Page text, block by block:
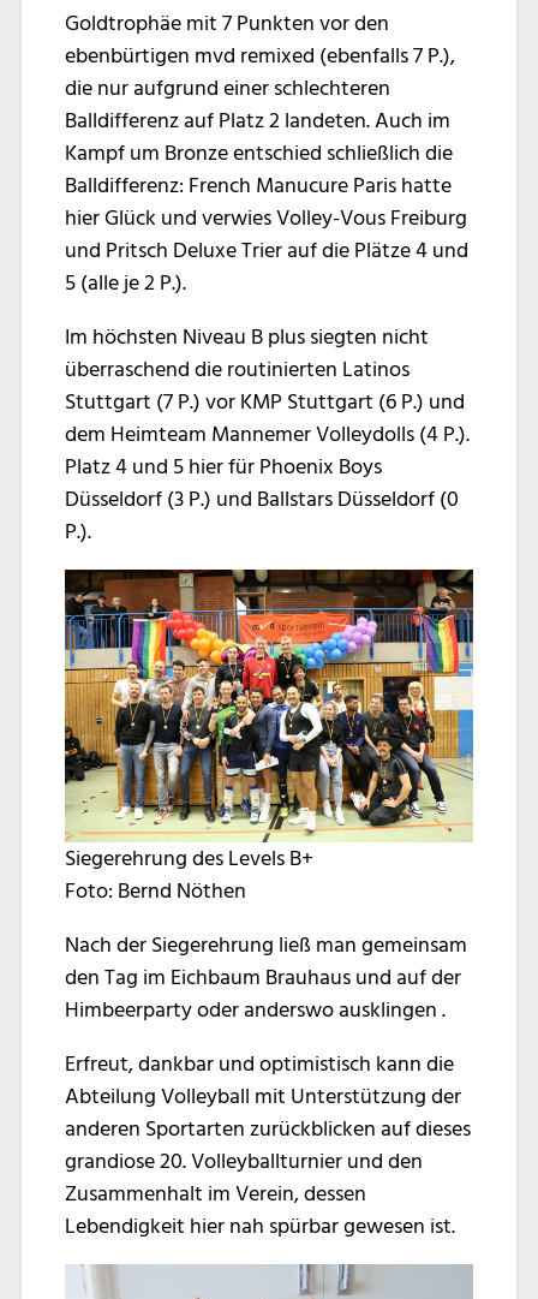
Goldtrophäe mit 7 Punkten vor den
ebenbürtigen mvd remixed (ebenfalls 7 P.),
die nur aufgrund einer schlechteren
Balldifferenz auf Platz 2 landeten. Auch im
Kampf um Bronze entschied schließlich die
Balldifferenz: French Manucure Paris hatte
hier Glück und verwies Volley-Vous Freiburg
und Pritsch Deluxe Trier auf die Plätze 4 und
5 (alle je 2 P.).
Im höchsten Niveau B plus siegten nicht
überraschend die routinierten Latinos
Stuttgart (7 P.) vor KMP Stuttgart (6 P.) und
dem Heimteam Mannemer Volleydolls (4 P.).
Platz 4 und 5 hier für Phoenix Boys
Düsseldorf (3 P.) und Ballstars Düsseldorf (0
P.).
Siegerehrung des Levels B+
Foto: Bernd Nöthen
Nach der Siegerehrung ließ man gemeinsam
den Tag im Eichbaum Brauhaus und auf der
Himbeerparty oder anderswo ausklingen .
Erfreut, dankbar und optimistisch kann die
Abteilung Volleyball mit Unterstützung der
anderen Sportarten zurückblicken auf dieses
grandiose 20. Volleyballturnier und den
Zusammenhalt im Verein, dessen
Lebendigkeit hier nah spürbar gewesen ist.